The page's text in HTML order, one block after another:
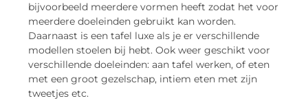
bijvoorbeeld meerdere vormen heeft zodat het voor
meerdere doeleinden gebruikt kan worden.
Daarnaast is een tafel luxe als je er verschillende
modellen stoelen bij hebt. Ook weer geschikt voor
verschillende doeleinden: aan tafel werken, of eten
met een groot gezelschap, intiem eten met zijn
tweetjes etc.